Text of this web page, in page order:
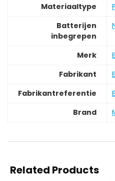
Materiaaltype
Batterijen
inbegrepen
Merk
Fabrikant
Fabrikantreferentie
Brand
Related Products